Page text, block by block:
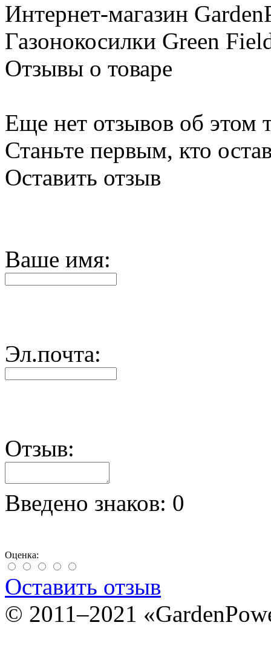
Интернет-магазин
Газонокосилки Green
Отзывы о товаре
Еще нет отзывов об этом
Станьте первым, кто
Оставить отзыв
Ваше имя:
Эл.почта:
Отзыв:
Введено знаков: 0
Оценка:
Оставить отзыв
© 2011–2021